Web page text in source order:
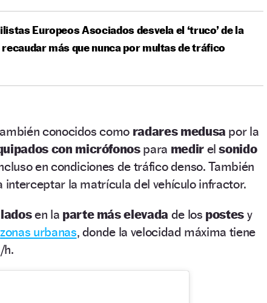
Europeos Asociados desvela el ‘truco’ de la
recaudar más que nunca por multas de tráfico
conocidos como radares medusa por la
con micrófonospara medir elsonido
en condiciones de tráfico denso. También
interceptar la matrícula del vehículo infractor.
en la parte más elevada de los postes y
zonas urbanas, donde la velocidad máxima tiene
h.